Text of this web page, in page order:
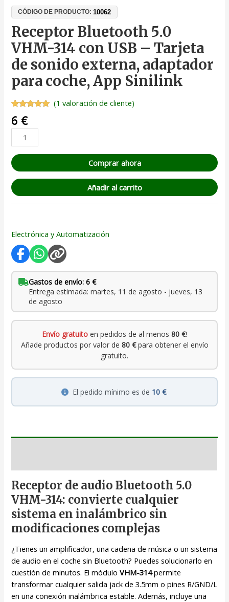
CÓDIGO DE PRODUCTO:10062
Receptor Bluetooth 5.0
VHM-314 con USB – Tarjeta
de sonido externa, adaptador
para coche, App Sinilink
con5.00
5 en base
valoración
de un
(1 valoración de cliente)
6 €
Comprar ahora
Añadir al carrito
Electrónica y Automatización
Gastos de envío: 6 €
Entrega estimada: martes, 11 de agosto - jueves, 13
de agosto
Envío gratuito en pedidos de al menos 80 €!
Añade productos por valor de 80 €para obtener el envío
gratuito.
El pedido mínimo es de 10 €.
Receptor de audio Bluetooth 5.0
VHM-314: convierte cualquier
sistema en inalámbrico sin
modificaciones complejas
¿Tienes un amplificador, una cadena de música o un sistema
de audio en el coche sin Bluetooth? Puedes solucionarlo en
cuestión de minutos. El móduloVHM-314permite
transformar cualquier salida jack de 3.5mm o pines R/GND/L
en una conexión inalámbrica estable. Además, incluye una